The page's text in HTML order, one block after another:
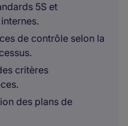
5S et
de contrôle selon la
critères
des plans de